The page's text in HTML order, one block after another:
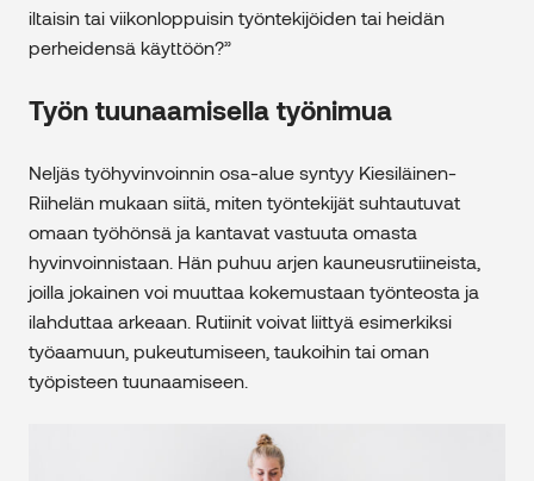
iltaisin tai viikonloppuisin työntekijöiden tai heidän
perheidensä käyttöön?”
Työn tuunaamisella työnimua
Neljäs työhyvinvoinnin osa-alue syntyy Kiesiläinen-
Riihelän mukaan siitä, miten työntekijät suhtautuvat
omaan työhönsä ja kantavat vastuuta omasta
hyvinvoinnistaan. Hän puhuu arjen kauneusrutiineista,
joilla jokainen voi muuttaa kokemustaan työnteosta ja
ilahduttaa arkeaan. Rutiinit voivat liittyä esimerkiksi
työaamuun, pukeutumiseen, taukoihin tai oman
työpisteen tuunaamiseen.